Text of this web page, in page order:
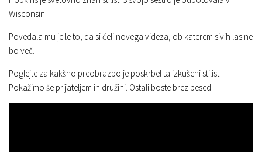
Wisconsin.
Povedala mu je le to, da si ćeli novega videza, ob katerem sivih las ne
bo več.
Poglejte za kakšno preobrazbo je poskrbel ta izkušeni stilist.
Pokažimo še prijateljem in družini. Ostali boste brez besed.